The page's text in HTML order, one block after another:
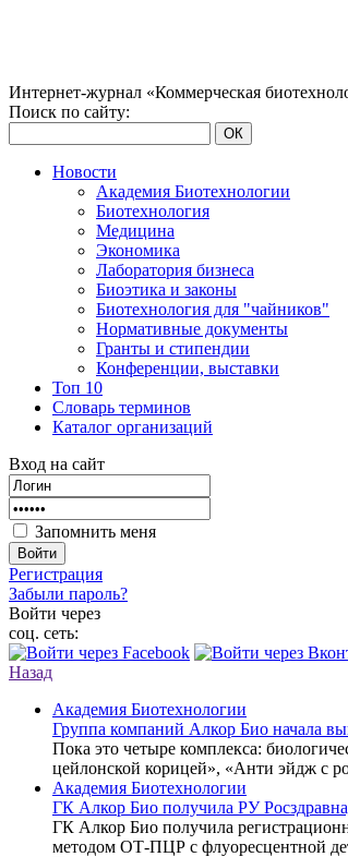
Интернет-журнал «Коммерческая
Поиск по сайту:
ОК
Новости
Академия Биотехнологии
Биотехнология
Медицина
Экономика
Лаборатория бизнеса
Биоэтика и законы
Биотехнология для "чайников"
Нормативные документы
Гранты и стипендии
Конференции, выставки
Топ 10
Словарь терминов
Каталог организаций
Вход на сайт
Запомнить меня
Войти
Регистрация
Забыли пароль?
Войти через
соц. сеть:
Назад
Академия Биотехнологии
Группа компаний Алкор Био начала
Пока это четыре комплекса:
цейлонской корицей», «Анти эйдж с
Академия Биотехнологии
ГК Алкор Био получила РУ
ГК Алкор Био получила
методом ОТ-ПЦР с флуоресцентной